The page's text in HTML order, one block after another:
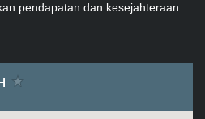
pendapatan dan kesejahteraan